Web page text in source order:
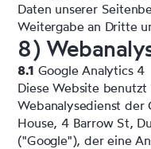
Daten unserer
Weitergabe an Dritte
8)
8.1 Google Analytics 4
Diese Website
Webanalysedienst der
House, 4 Barrow St,
("Google"), der eine